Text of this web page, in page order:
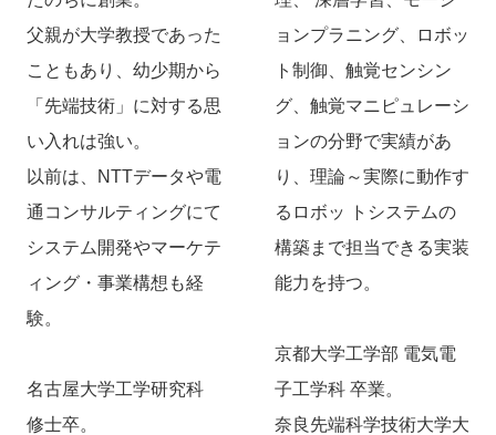
父親が大学教授であった
こともあり、幼少期から
「先端技術」に対する思
い入れは強い。
以前は、NTTデータや電
通コンサルティングにて
システム開発やマーケテ
ィング・事業構想も経
験。
名古屋大学工学研究科
修士卒。
ョンプラニング、ロボッ
ト制御、触覚センシン
グ、触覚マニピュレーシ
ョンの分野で実績があ
り、理論～実際に動作す
るロボッ トシステムの
構築まで担当できる実装
能力を持つ。
京都大学工学部 電気電
子工学科 卒業。
奈良先端科学技術大学大